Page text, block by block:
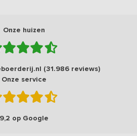
Onze huizen
(31.986 reviews)
Onze service
9,2 op Google